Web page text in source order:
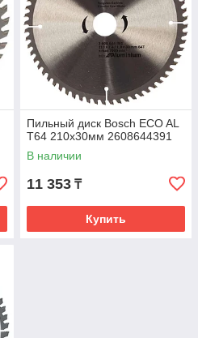
Пильный диск Bosch ECO AL
T64 210x30мм 2608644391
В наличии
11 353 ₸
Купить